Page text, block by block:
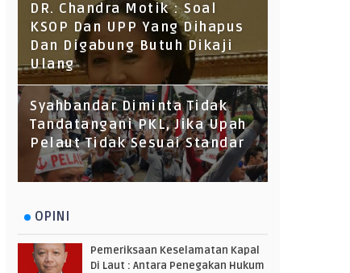
DR. Chandra Motik : Soal
KSOP Dan UPP Yang Dihapus
Dan Digabung Butuh Dikaji
Ulang
Syahbandar Diminta Tidak
Tandatangani PKL, Jika Upah
Pelaut Tidak Sesuai Standar
OPINI
Pemeriksaan Keselamatan Kapal
Di Laut : Antara Penegakan Hukum